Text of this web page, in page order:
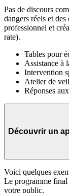
Pas de discours
dangers réels et
professionnel et
rate).
Tables pour
Assistance à
Intervention
Atelier de
Réponses
Découvrir un
Voici quelques
Le programme final
votre public.